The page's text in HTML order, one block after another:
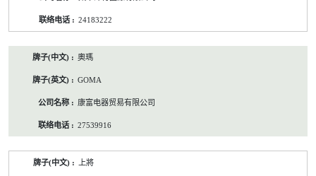
24183222
奧瑪
GOMA
康富电器贸易有限公司
27539916
上將